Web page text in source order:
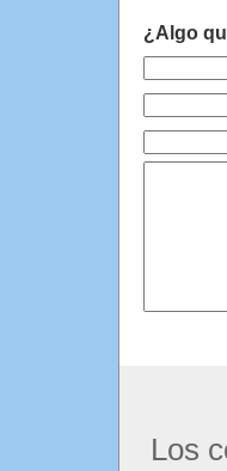
¿Algo
Los